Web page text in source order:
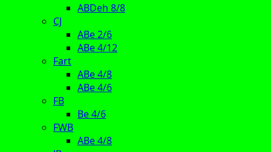
ABDeh 8/8
CJ
ABe 2/6
ABe 4/12
Fart
ABe 4/8
ABe 4/6
FB
Be 4/6
FWB
ABe 4/8